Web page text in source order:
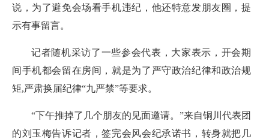
说，为了避免会场看手机违纪，他还特意发朋友圈，提
示有事留言。
记者随机采访了一些参会代表，大家表示，开会期
间手机都会留在房间，就是为了严守政治纪律和政治规
矩,严肃换届纪律“九严禁”等要求。
“下午推掉了几个朋友的见面邀请。”来自铜川代表团
的刘玉梅告诉记者，签完会风会纪承诺书，转身就把几